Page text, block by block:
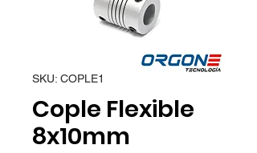
SKU: COPLE1
Cople Flexible
8x10mm